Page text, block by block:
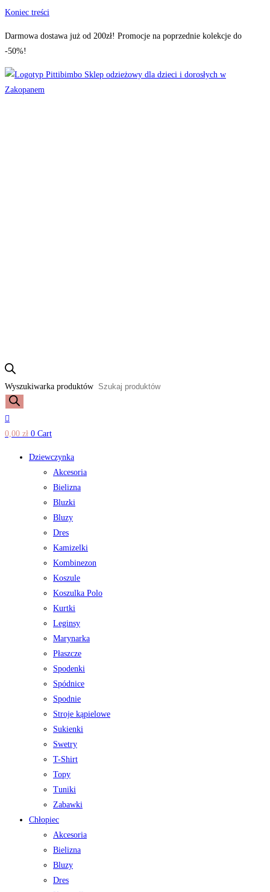
Koniec treści
Darmowa dostawa już od 200zł! Promocje na poprzednie kolekcje do
-50%!
Wyszukiwarka produktów
0,00 zł 0 Cart
Dziewczynka
Akcesoria
Bielizna
Bluzki
Bluzy
Dres
Kamizelki
Kombinezon
Koszule
Koszulka Polo
Kurtki
Leginsy
Marynarka
Płaszcze
Spodenki
Spódnice
Spodnie
Stroje kąpielowe
Sukienki
Swetry
T-Shirt
Topy
Tuniki
Zabawki
Chłopiec
Akcesoria
Bielizna
Bluzy
Dres